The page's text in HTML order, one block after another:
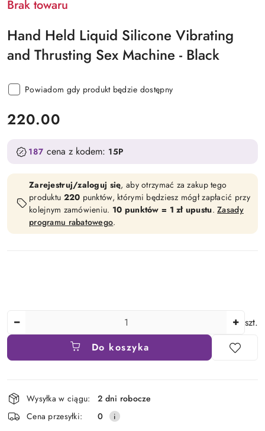
Brak towaru
Hand Held Liquid Silicone Vibrating
and Thrusting Sex Machine - Black
Powiadom gdy produkt będzie dostępny
cena:
220.00
187cena z kodem: 15P
Zarejestruj/zaloguj się, aby otrzymać za zakup tego
produktu 220 punktów, którymi będziesz mógł zapłacić przy
kolejnym zamówieniu. 10 punktów = 1 zł upustu.Zasady
programu rabatowego.
szt.
Do koszyka
Dostępność
i
dostawa
Wysyłka w ciągu:
2 dni robocze
Cena przesyłki:
0